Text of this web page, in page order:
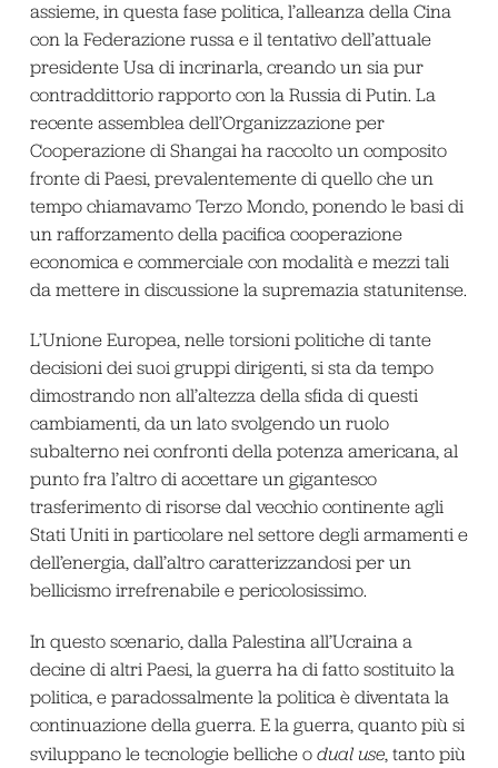
assieme, in questa fase politica, l’alleanza della Cina
con la Federazione russa e il tentativo dell’attuale
presidente Usa di incrinarla, creando un sia pur
contraddittorio rapporto con la Russia di Putin. La
recente assemblea dell’Organizzazione per
Cooperazione di Shangai ha raccolto un composito
fronte di Paesi, prevalentemente di quello che un
tempo chiamavamo Terzo Mondo, ponendo le basi di
un rafforzamento della pacifica cooperazione
economica e commerciale con modalità e mezzi tali
da mettere in discussione la supremazia statunitense.
L’Unione Europea, nelle torsioni politiche di tante
decisioni dei suoi gruppi dirigenti, si sta da tempo
dimostrando non all’altezza della sfida di questi
cambiamenti, da un lato svolgendo un ruolo
subalterno nei confronti della potenza americana, al
punto fra l’altro di accettare un gigantesco
trasferimento di risorse dal vecchio continente agli
Stati Uniti in particolare nel settore degli armamenti e
dell’energia, dall’altro caratterizzandosi per un
bellicismo irrefrenabile e pericolosissimo.
In questo scenario, dalla Palestina all’Ucraina a
decine di altri Paesi, la guerra ha di fatto sostituito la
politica, e paradossalmente la politica è diventata la
continuazione della guerra. E la guerra, quanto più si
sviluppano le tecnologie belliche o dual use, tanto più